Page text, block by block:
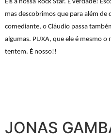
Eis a nossa Rock Star. É verdade!
mas descobrimos que para além de
comediante, o Cláudio passa
algumas. PUXA, que ele é mesmo o
tentem. É nosso!!
JONAS